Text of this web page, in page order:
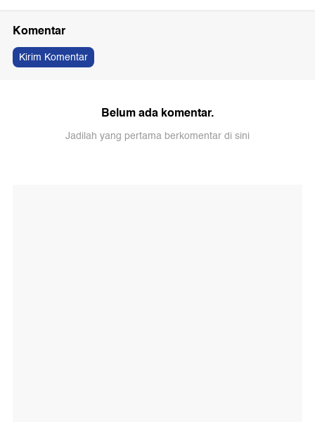
Komentar
Kirim Komentar
Belum ada komentar.
Jadilah yang pertama berkomentar di sini